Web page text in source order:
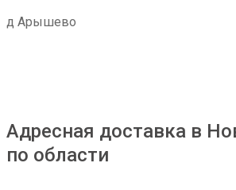
д Арышево
Адресная доставка в
по области